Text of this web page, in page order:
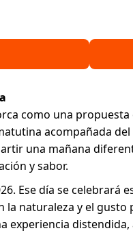
como una
acompañada del
una mañana
y sabor.
Ese día se celebrará
naturaleza y el
experiencia